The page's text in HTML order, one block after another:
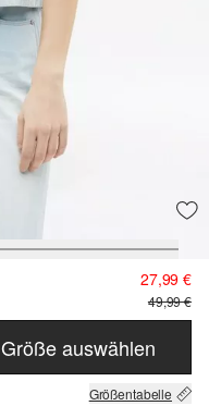
27,99 €
49,99 €
Größe auswählen
Größentabelle